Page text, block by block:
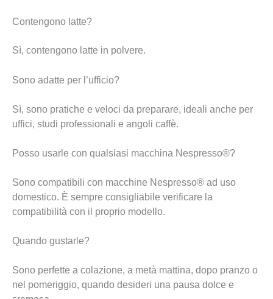
Contengono latte?
Sì, contengono latte in polvere.
Sono adatte per l’ufficio?
Sì, sono pratiche e veloci da preparare, ideali anche per
uffici, studi professionali e angoli caffè.
Posso usarle con qualsiasi macchina Nespresso®?
Sono compatibili con macchine Nespresso® ad uso
domestico. È sempre consigliabile verificare la
compatibilità con il proprio modello.
Quando gustarle?
Sono perfette a colazione, a metà mattina, dopo pranzo o
nel pomeriggio, quando desideri una pausa dolce e